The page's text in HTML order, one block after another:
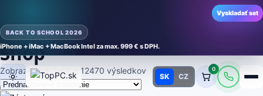
BACK TO SCHOOL 2026
iPhone + iMac + MacBook Intel za max. 999 € s DPH.
Vyskladať set
Režim SK CZ
0
Shop
Zobrazených 1–16 z 12470 výsledkov